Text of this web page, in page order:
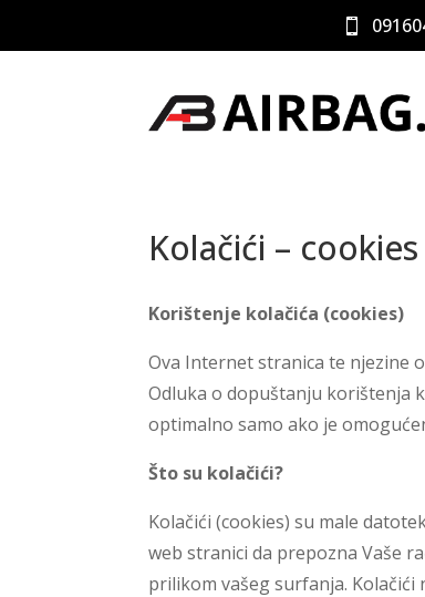

Kolačići – cookies
Korištenje kolačića (cookies)
Ova Internet stranica te njezine
Odluka o dopuštanju korištenja
optimalno samo ako je
Što su kolačići?
Kolačići (cookies) su male
web stranici da prepozna Vaše
prilikom vašeg surfanja.